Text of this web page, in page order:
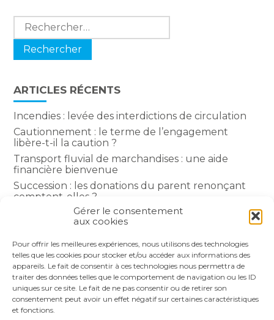
Gérer le consentement
aux cookies
Pour offrir les meilleures expériences, nous utilisons des technologies
telles que les cookies pour stocker et/ou accéder aux informations des
appareils. Le fait de consentir à ces technologies nous permettra de
traiter des données telles que le comportement de navigation ou les ID
uniques sur ce site. Le fait de ne pas consentir ou de retirer son
consentement peut avoir un effet négatif sur certaines caractéristiques
et fonctions.
Rechercher :
ARTICLES RÉCENTS
Incendies : levée des interdictions de circulation
Cautionnement : le terme de l’engagement
libère-t-il la caution ?
Transport fluvial de marchandises : une aide
financière bienvenue
Succession : les donations du parent renonçant
comptent-elles ?
Encadrement des loyers : une année de plus
COMMENTAIRES RÉCENTS